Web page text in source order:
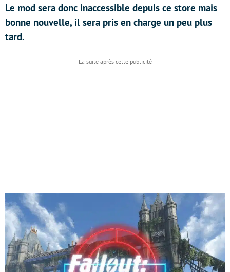
Le mod sera donc inaccessible depuis ce store mais
bonne nouvelle, il sera pris en charge un peu plus
tard.